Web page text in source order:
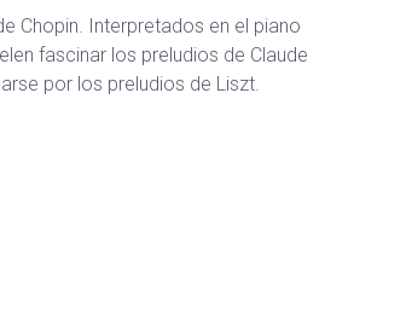
Chopin. Interpretados en el piano
fascinar los preludios de Claude
por los preludios de Liszt.